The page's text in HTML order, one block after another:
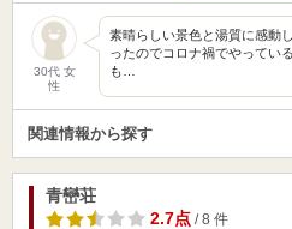
30代 女
性
素晴らしい景色と湯質に感動
ったのでコロナ禍でやってい
も…
関連情報から探す
青巒荘
2.7点 / 8 件